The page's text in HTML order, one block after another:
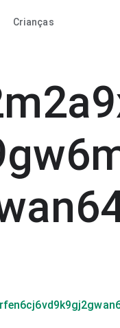
Crianças